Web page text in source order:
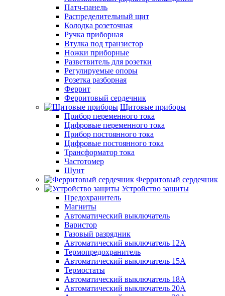
Патч-панель
Распределительный щит
Колодка розеточная
Ручка приборная
Втулка под транзистор
Ножки приборные
Разветвитель для розетки
Регулируемые опоры
Розетка разборная
Феррит
Ферритовый сердечник
Щитовые приборы
Прибор переменного тока
Цифровые переменного тока
Прибор постоянного тока
Цифровые постоянного тока
Трансформатор тока
Частотомер
Шунт
Ферритовый сердечник
Устройство защиты
Предохранитель
Магниты
Автоматический выключатель
Варистор
Газовый разрядник
Автоматический выключатель 12А
Термопредохранитель
Автоматический выключатель 15А
Термостаты
Автоматический выключатель 18А
Автоматический выключатель 20А